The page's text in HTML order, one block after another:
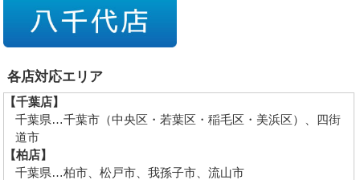
各店対応エリア
【千葉店】
千葉県…千葉市（中央区・若葉区・稲毛区・美浜区）、四街
道市
【柏店】
千葉県…柏市、松戸市、我孫子市、流山市